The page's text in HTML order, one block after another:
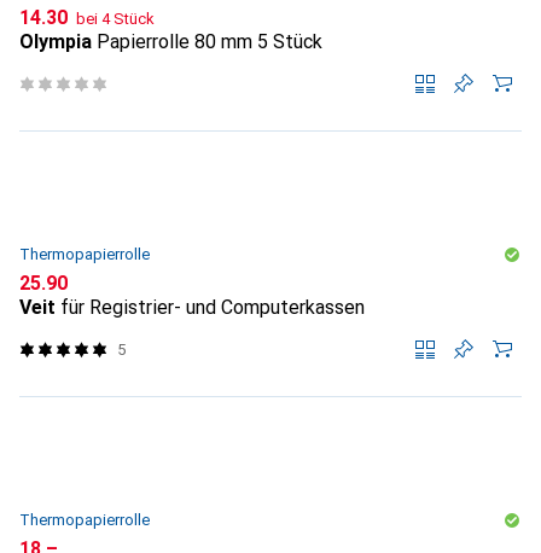
CHF
14.30 bei 4 Stück
Olympia Papierrolle 80 mm 5 Stück
Thermopapierrolle
CHF
25.90
Veit für Registrier- und Computerkassen
5
Thermopapierrolle